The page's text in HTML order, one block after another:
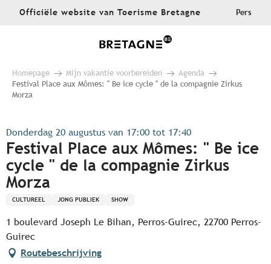
AllerOfficiële website van Toerisme Bretagne Pers
Homepage Mijn vakantie voorbereiden
Agenda
Festival Place aux Mômes: " Be ice cycle " de la compagnie Zirkus
Morza
Donderdag 20 augustus van 17:00 tot 17:40
Festival Place aux Mômes: " Be ice
cycle " de la compagnie Zirkus
Morza
CULTUREEL JONG PUBLIEK SHOW
1 boulevard Joseph Le Bihan, Perros-Guirec, 22700 Perros-
Guirec
Routebeschrijving